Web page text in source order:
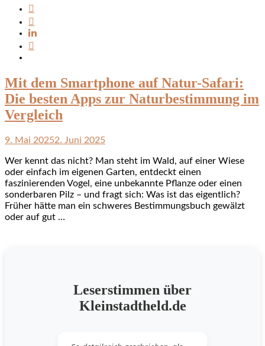
Mit dem Smartphone auf Natur-Safari:
Die besten Apps zur Naturbestimmung im
Vergleich
9. Mai 20252. Juni 2025
Wer kennt das nicht? Man steht im Wald, auf einer Wiese
oder einfach im eigenen Garten, entdeckt einen
faszinierenden Vogel, eine unbekannte Pflanze oder einen
sonderbaren Pilz – und fragt sich: Was ist das eigentlich?
Früher hätte man ein schweres Bestimmungsbuch gewälzt
oder auf gut …
Leserstimmen über
Kleinstadtheld.de